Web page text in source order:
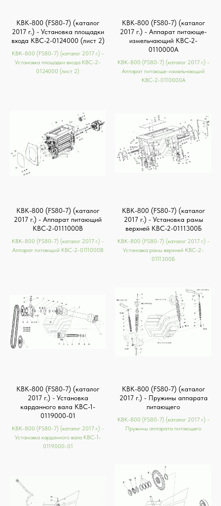
КВК-800 (FS80-7) (каталог
2017 г.) - Установка площадки
входа КВС-2-0124000 (лист 2)
КВК-800 (FS80-7) (каталог 2017 г.) -
Установка площадки входа КВС-2-
0124000 (лист 2)
КВК-800 (FS80-7) (каталог
2017 г.) - Аппарат питающе-
измельчающий КВС-2-
0110000A
КВК-800 (FS80-7) (каталог 2017 г.) -
Аппарат питающе-измельчающий
КВС-2-0110000A
КВК-800 (FS80-7) (каталог
2017 г.) - Аппарат питающий
КВС-2-0111000В
КВК-800 (FS80-7) (каталог 2017 г.) -
Аппарат питающий КВС-2-0111000В
КВК-800 (FS80-7) (каталог
2017 г.) - Установка рамы
верхней КВС-2-0111300Б
КВК-800 (FS80-7) (каталог 2017 г.) -
Установка рамы верхней КВС-2-
0111300Б
КВК-800 (FS80-7) (каталог
2017 г.) - Установка
карданного вала КВС-1-
0119000-01
КВК-800 (FS80-7) (каталог 2017 г.) -
Установка карданного вала КВС-1-
0119000-01
КВК-800 (FS80-7) (каталог
2017 г.) - Пружины аппарата
питающего
КВК-800 (FS80-7) (каталог 2017 г.) -
Пружины аппарата питающего